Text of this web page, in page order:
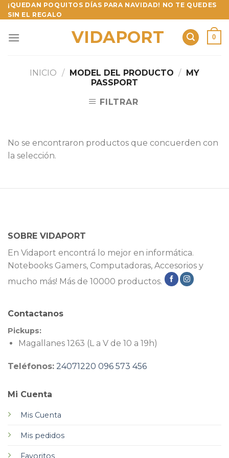
Skip
to
¡QUEDAN POQUITOS DÍAS PARA NAVIDAD! NO TE QUEDES
SIN EL REGALO
VIDAPORT 0
INICIO / MODEL DEL PRODUCTO / MY
PASSPORT
FILTRAR
No se encontraron productos que concuerden con
la selección.
SOBRE VIDAPORT
En Vidaport encontrá lo mejor en informática.
Notebooks Gamers, Computadoras, Accesorios y
mucho más! Más de 10000 productos.
Mi Cuenta
Mis Cuenta
Mis pedidos
Contactanos
Pickups:
Magallanes 1263 (L a V de 10 a 19h)
Teléfonos: 24071220 096 573 456